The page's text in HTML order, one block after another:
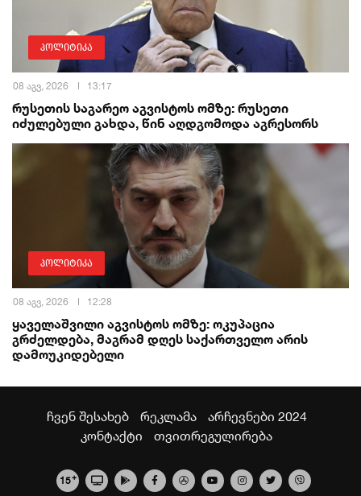
პოლიტიკა
08 აგვ, 2026 13:17
რუსეთის საგარეო აგვისტოს ომზე: რუსეთი
იძულებული გახდა, წინ აღდგომოდა აგრესორს
პოლიტიკა
08 აგვ, 2026 12:28
ყაველაშვილი აგვისტოს ომზე: ოკუპაცია
გრძელდება, მაგრამ დღეს საქართველო არის
დამოუკიდებელი
ჩვენ შესახებ რეკლამა
არჩევნები 2024
კონტაქტი
თვითრეგულირება
15+